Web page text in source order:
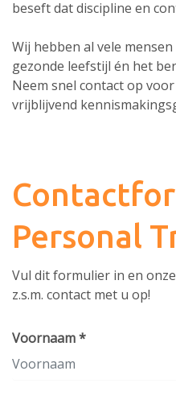
beseft dat discipline en
Wij hebben al vele
gezonde leefstijl én het
Neem snel contact op
vrijblijvend
Personal
Vul dit formulier in en
z.s.m. contact met u op!
Voornaam *